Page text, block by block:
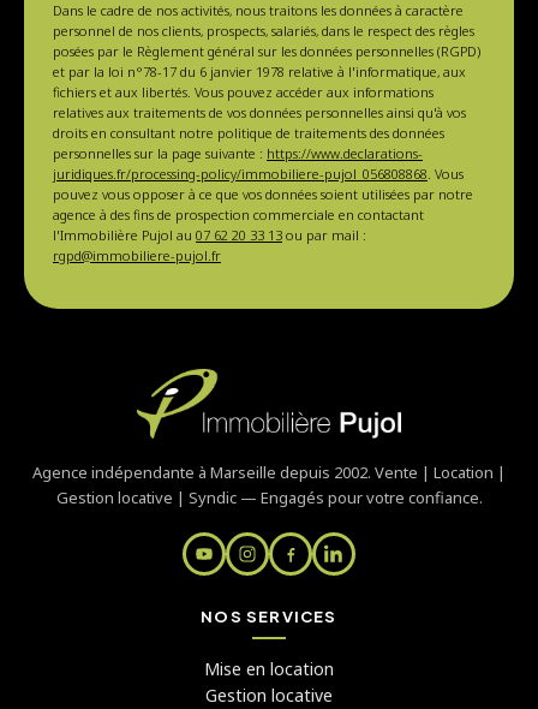
Dans le cadre de nos activités, nous traitons les données à caractère
personnel de nos clients, prospects, salariés, dans le respect des règles
posées par le Règlement général sur les données personnelles (RGPD)
et par la loi n°78-17 du 6 janvier 1978 relative à l'informatique, aux
fichiers et aux libertés. Vous pouvez accéder aux informations
relatives aux traitements de vos données personnelles ainsi qu'à vos
droits en consultant notre politique de traitements des données
personnelles sur la page suivante : https://www.declarations-
juridiques.fr/processing-policy/immobiliere-pujol_056808868. Vous
pouvez vous opposer à ce que vos données soient utilisées par notre
agence à des fins de prospection commerciale en contactant
l'Immobilière Pujol au 07 62 20 33 13 ou par mail :
rgpd@immobiliere-pujol.fr
Agence indépendante à Marseille depuis 2002. Vente | Location |
Gestion locative | Syndic — Engagés pour votre confiance.
NOS SERVICES
Mise en location
Gestion locative